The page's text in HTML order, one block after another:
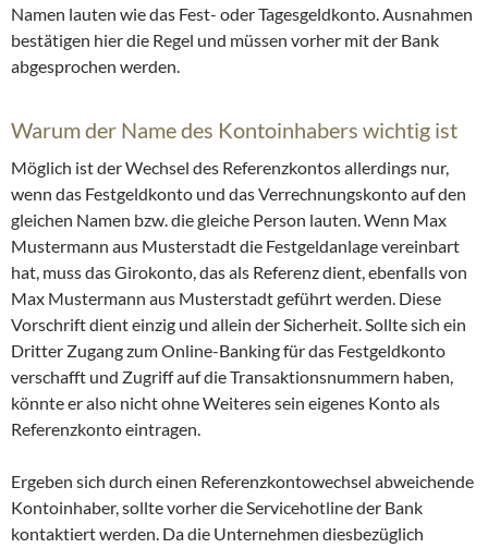
Namen lauten wie das Fest- oder Tagesgeldkonto. Ausnahmen
bestätigen hier die Regel und müssen vorher mit der Bank
abgesprochen werden.
Warum der Name des Kontoinhabers wichtig ist
Möglich ist der Wechsel des Referenzkontos allerdings nur,
wenn das Festgeldkonto und das Verrechnungskonto auf den
gleichen Namen bzw. die gleiche Person lauten. Wenn Max
Mustermann aus Musterstadt die Festgeldanlage vereinbart
hat, muss das Girokonto, das als Referenz dient, ebenfalls von
Max Mustermann aus Musterstadt geführt werden. Diese
Vorschrift dient einzig und allein der Sicherheit. Sollte sich ein
Dritter Zugang zum Online-Banking für das Festgeldkonto
verschafft und Zugriff auf die Transaktionsnummern haben,
könnte er also nicht ohne Weiteres sein eigenes Konto als
Referenzkonto eintragen.
Ergeben sich durch einen Referenzkontowechsel abweichende
Kontoinhaber, sollte vorher die Servicehotline der Bank
kontaktiert werden. Da die Unternehmen diesbezüglich